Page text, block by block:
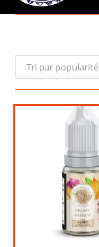
Tri par popularité